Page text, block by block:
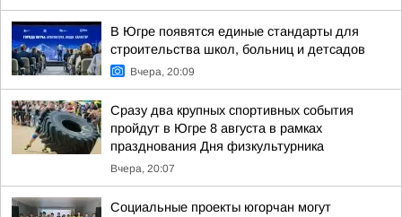
В Югре появятся единые стандарты для
строительства школ, больниц и детсадов
Вчера, 20:09
Сразу два крупных спортивных события
пройдут в Югре 8 августа в рамках
празднования Дня физкультурника
Вчера, 20:07
Социальные проекты югорчан могут